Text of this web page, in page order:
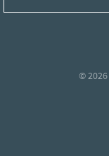
© 2026